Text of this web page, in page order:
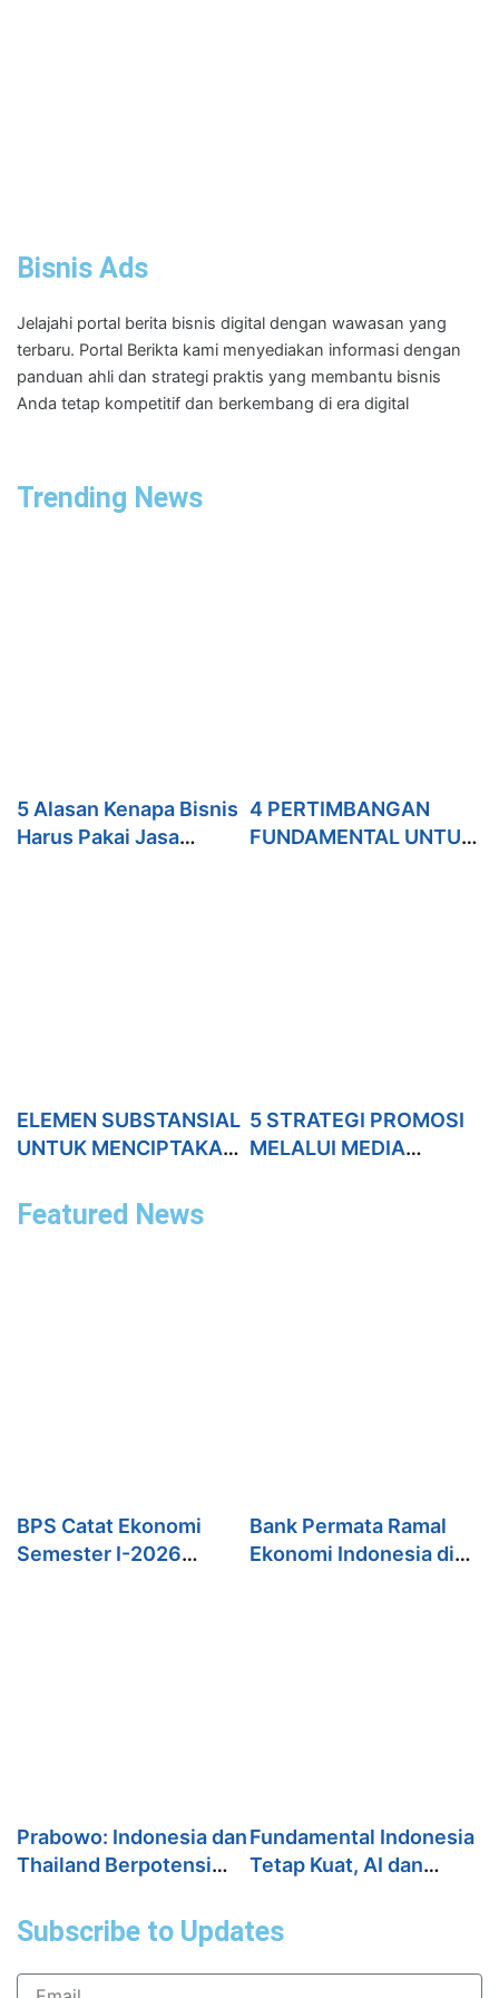
Bisnis Ads
Jelajahi portal berita bisnis digital dengan wawasan yang
terbaru. Portal Berikta kami menyediakan informasi dengan
panduan ahli dan strategi praktis yang membantu bisnis
Anda tetap kompetitif dan berkembang di era digital
Trending News
5 Alasan Kenapa Bisnis
Harus Pakai Jasa
4 PERTIMBANGAN
FUNDAMENTAL UNTUK
ELEMEN SUBSTANSIAL
UNTUK MENCIPTAKAN
YANG BAIK
5 STRATEGI PROMOSI
MELALUI MEDIA
Featured News
BPS Catat Ekonomi
Semester I-2026
Bank Permata Ramal
Ekonomi Indonesia di
Prabowo: Indonesia dan
Thailand Berpotensi
Ekonomi ASEAN
Fundamental Indonesia
Tetap Kuat, AI dan
Pertumbuhan Ekonomi
Subscribe to Updates
Email